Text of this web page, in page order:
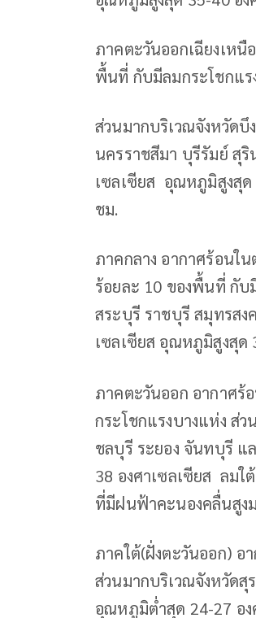
ภาคตะวันออกเฉียงเห
พื้นที่ กับมีลมกระโชกแร
ส่วนมากบริเวณจังหวัด
นครราชสีมา บุรีรัมย์ สุ
เซลเซียส อุณหภูมิสูงสุด
ชม.
ภาคกลาง อากาศร้อนใ
ร้อยละ 10 ของพื้นที่ กับ
สระบุรี ราชบุรี สมุทรส
เซลเซียส อุณหภูมิสูงสุด
ภาคตะวันออก อากาศร้
กระโชกแรงบางแห่ง ส่
ชลบุรี ระยอง จันทบุรี แ
38 องศาเซลเซียส ลมใ
ที่มีฝนฟ้าคะนองคลื่นสูง
ภาคใต้(ฝั่งตะวันออก) อ
ส่วนมากบริเวณจังหวัด
อุณหภูมิต่ำสุด 24-27 อง